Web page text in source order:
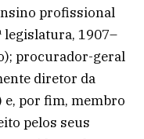
profissional
legislatura, 1907–
procurador-geral
diretor da
e, por fim, membro
pelos seus